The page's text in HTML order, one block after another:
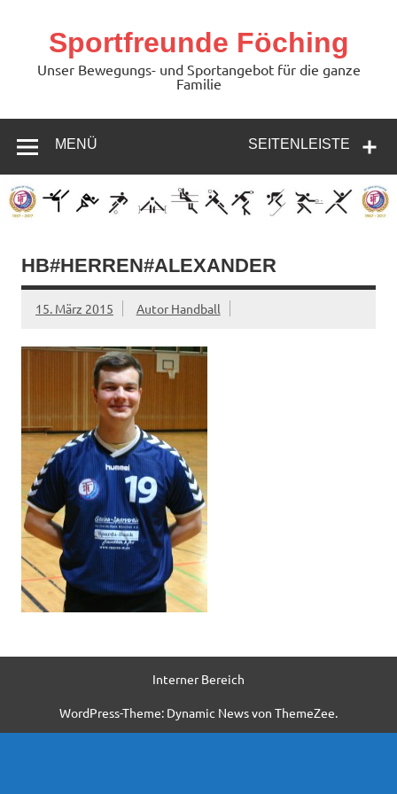
springenSportfreunde Föching
Unser Bewegungs- und Sportangebot für die ganze
Familie
SEITENLEISTE
MENÜ
HB#HERREN#ALEXANDER
15. März 2015 Autor Handball
Interner Bereich
WordPress-Theme: Dynamic News von ThemeZee.